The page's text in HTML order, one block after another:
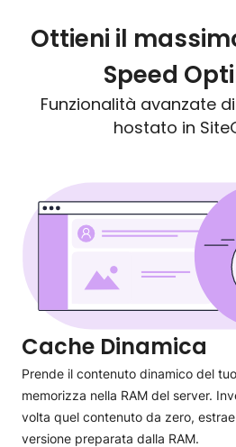
Ottieni il
Speed
Funzionalità avanzate
hostato in
Cache Dinamica
Prende il contenuto dinamico del
memorizza nella RAM del server.
volta quel contenuto da zero,
versione preparata dalla RAM.